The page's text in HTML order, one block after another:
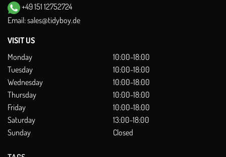
+49 151 12752724
Email:sales@tidyboy.de
VISIT US
Monday
10:00-18:00
Tuesday
10:00-18:00
Wednesday
10:00-18:00
Thursday
10:00-18:00
Friday
10:00-18:00
Saturday
13:00-18:00
Sunday
Closed